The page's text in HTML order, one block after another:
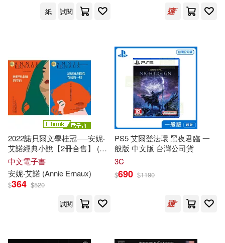
紙
試閱
Classics-New Reissue) (LP))
2022諾貝爾文學桂冠──安妮‧
艾諾經典小說【2冊合售】 (電
子書)
中文電子書
安妮‧艾諾 (Annie Ernaux)
$364 $520
試閱
PS5 艾爾登法環 黑夜君臨 一
般版 中文版 台灣公司貨
3C
$690 $1190